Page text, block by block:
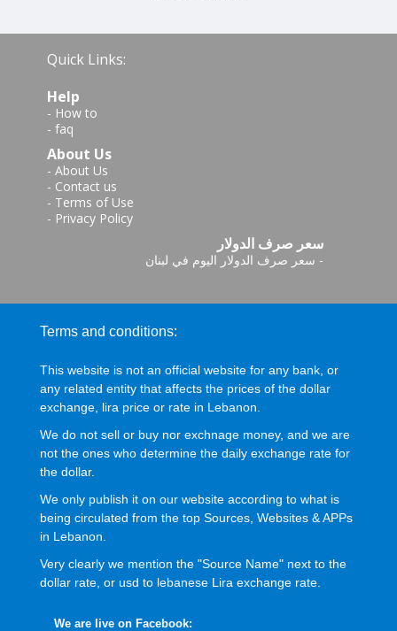
Quick Links:
Help
- How to
- faq
About Us
- About Us
- Contact us
- Terms of Use
- Privacy Policy
سعر صرف الدولار
- سعر صرف الدولار اليوم في لبنان
Terms and conditions:
This website is not an official website for any bank, or
any related entity that affects the prices of the dollar
exchange, lira price or rate in Lebanon.
We do not sell or buy nor exchnage money, and we are
not the ones who determine the daily exchange rate for
the dollar.
We only publish it on our website according to what is
being circulated from the top Sources, Websites & APPs
in Lebanon.
Very clearly we mention the "Source Name" next to the
dollar rate, or usd to lebanese Lira exchange rate.
We are live on Facebook: